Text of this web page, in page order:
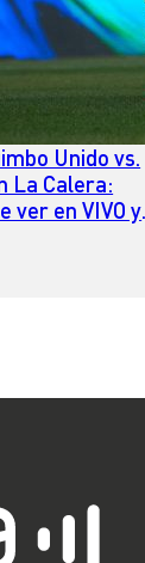
Unido vs.
La Calera:
ver en VIVO y